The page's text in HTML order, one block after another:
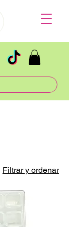
Filtrar y ordenar